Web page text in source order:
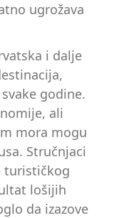
ugrožava
i dalje
godine.
ali
mora mogu
Stručnjaci
turističkog
lošijih
da izazove